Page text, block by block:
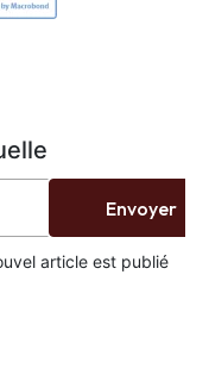
article est publié
Envoyer